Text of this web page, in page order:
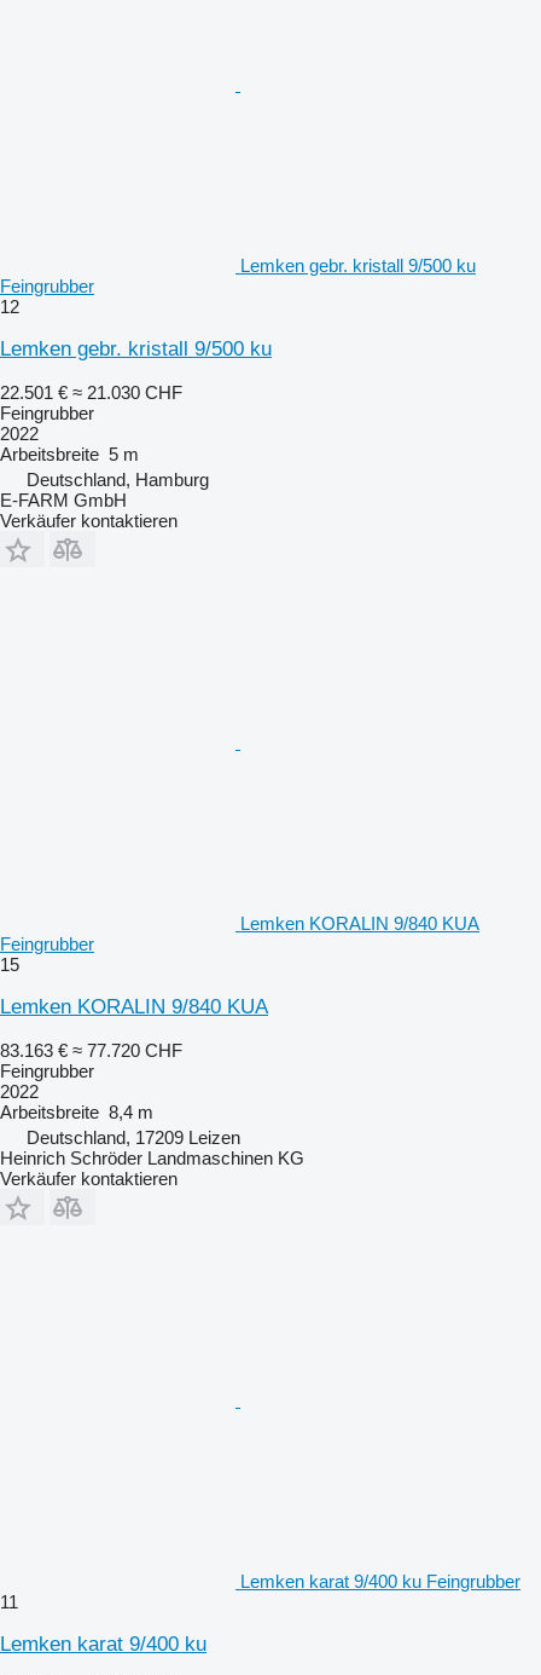
Lemken gebr. kristall 9/500 ku
Feingrubber
12
Lemken gebr. kristall 9/500 ku
22.501 € ≈ 21.030 CHF
Feingrubber
2022
Arbeitsbreite 5 m
Deutschland, Hamburg
E-FARM GmbH
Verkäufer kontaktieren
Lemken KORALIN 9/840 KUA
Feingrubber
15
Lemken KORALIN 9/840 KUA
83.163 € ≈ 77.720 CHF
Feingrubber
2022
Arbeitsbreite 8,4 m
Deutschland, 17209 Leizen
Heinrich Schröder Landmaschinen KG
Verkäufer kontaktieren
Lemken karat 9/400 ku Feingrubber
11
Lemken karat 9/400 ku